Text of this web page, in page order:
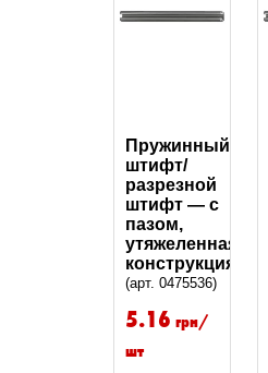
Пружинный
штифт/
разрезной
штифт — с
пазом,
утяжеленная
конструкция
(арт. 0475536)
5.16 грн/
шт